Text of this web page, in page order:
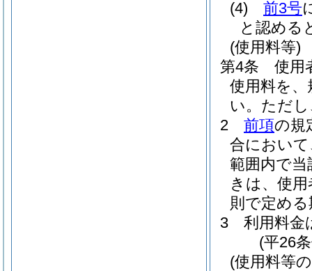
(4)
前3号
と認める
(使用料等)
第4条
使用
使用料を
い。 ただ
2
前項の規
合において
範囲内で
きは、使
則で定め
3
利用料金
(平26
(使用料等